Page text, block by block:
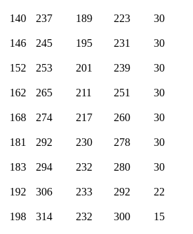
140 237 189 223 30
146 245 195 231 30
152 253 201 239 30
162 265 211 251 30
168 274 217 260 30
181 292 230 278 30
183 294 232 280 30
192 306 233 292 22
198 314 232 300 15